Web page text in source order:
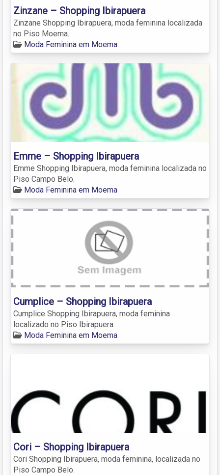
Zinzane – Shopping Ibirapuera
Zinzane Shopping Ibirapuera, moda feminina localizada
no Piso Moema.
Moda Feminina em Moema
Emme – Shopping Ibirapuera
Emme Shopping Ibirapuera, moda feminina localizada no
Piso Campo Belo.
Moda Feminina em Moema
Cumplice – Shopping Ibirapuera
Cumplice Shopping Ibirapuera, moda feminina
localizado no Piso Ibirapuera.
Moda Feminina em Moema
Cori – Shopping Ibirapuera
Cori Shopping Ibirapuera, moda feminina, localizada no
Piso Campo Belo.